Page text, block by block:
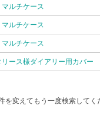
ルチケース
ルチケース
ルチケース
リース様ダイアリー用カバー
を変えてもう一度検索してく